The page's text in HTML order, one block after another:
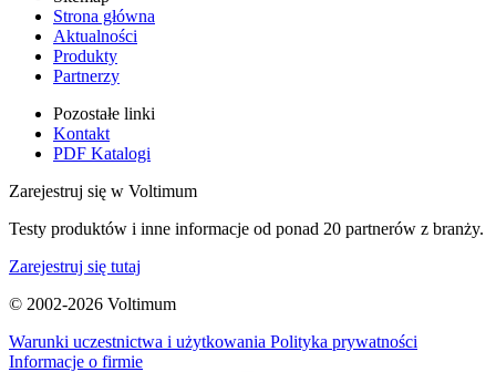
Strona główna
Aktualności
Produkty
Partnerzy
Pozostałe linki
Kontakt
PDF Katalogi
Zarejestruj się w Voltimum
Testy produktów i inne informacje od ponad 20 partnerów z branży.
Zarejestruj się tutaj
© 2002-2026 Voltimum
Warunki uczestnictwa i użytkowania Polityka prywatności
Informacje o firmie